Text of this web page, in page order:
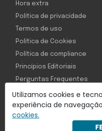
Utilizamos cookies e
experiência de
cookies.
Com inteligência e tecnologia:
Object1ve - Marketing Solution
Hora extra
Política de privacidade
Termos de uso
Política de Cookies
Política de compliance
Princípios Editoriais
Perguntas Frequentes